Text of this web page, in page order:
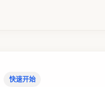
快速开始